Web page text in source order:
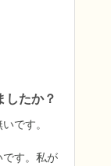
したか？
です。
す。私が